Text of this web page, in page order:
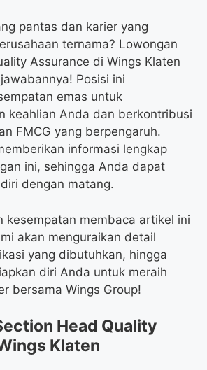
pantas dan karier yang
ternama? Lowongan
Assurance di Wings Klaten
Posisi ini
emas untuk
keahlian Anda dan berkontribusi
FMCG yang berpengaruh.
informasi lengkap
ini, sehingga Anda dapat
dengan matang.
kesempatan membaca artikel ini
akan menguraikan detail
yang dibutuhkan, hingga
diri Anda untuk meraih
bersama Wings Group!
Head Quality
Klaten